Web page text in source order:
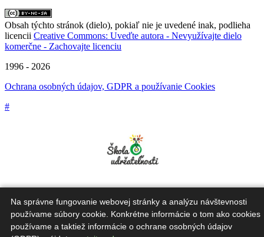
Obsah týchto stránok (dielo), pokiaľ nie je uvedené inak, podlieha
licencii Creative Commons: Uveďte autora - Nevyužívajte dielo
komerčne - Zachovajte licenciu
1996 - 2026
Ochrana osobných údajov, GDPR a používanie Cookies
#
Táto webová stránka bola vytvorená v rámci projektu "Škola
udržateľnosti".
Na správne fungovanie webovej stránky a analýzu návštevnosti
používame súbory cookie. Konkrétne informácie o tom ako cookies
používame a taktiež informácie o ochrane osobných údajov